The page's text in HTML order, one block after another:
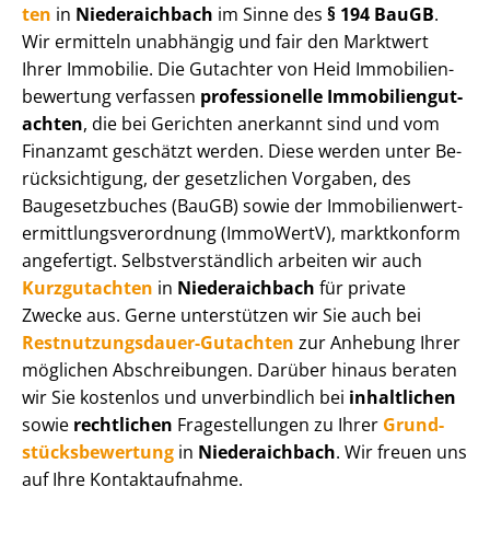
ten in Niederaichbach im Sinne des § 194 BauGB.
Wir ermitteln unabhängig und fair den Marktwert
Ihrer Immobilie. Die Gutachter von Heid Im­mo­bi­li­en­
be­wer­tung verfassen professionelle Im­mo­bi­li­en­gut­
ach­ten, die bei Gerichten anerkannt sind und vom
Finanzamt geschätzt werden. Diese werden unter Be­
rück­sich­ti­gung, der gesetzlichen Vorgaben, des
Baugesetzbuches (BauGB) sowie der Im­mo­bi­li­en­wert­
ermitt­lungs­ver­ord­nung (ImmoWertV), marktkonform
angefertigt. Selbst­ver­ständ­lich arbeiten wir auch
Kurzgutachten in Niederaichbach für private
Zwecke aus. Gerne unterstützen wir Sie auch bei
Rest­nut­zungs­dau­er-Gutachten zur Anhebung Ihrer
möglichen Abschreibungen. Darüber hinaus beraten
wir Sie kostenlos und unverbindlich bei inhaltlichen
sowie rechtlichen Fragestellungen zu Ihrer Grund­
stücks­be­wer­tung in Niederaichbach. Wir freuen uns
auf Ihre Kontaktaufnahme.